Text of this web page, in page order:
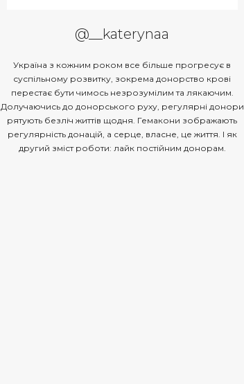
@__katerynaa
Україна з кожним роком все більше прогресує в
суспільному розвитку, зокрема донорство крові
перестає бути чимось незрозумілим та лякаючим.
Долучаючись до донорського руху, регулярні донори
рятують безліч життів щодня. Гемакони зображають
регулярність донацій, а серце, власне, це життя. І як
другий зміст роботи: лайк постійним донорам.